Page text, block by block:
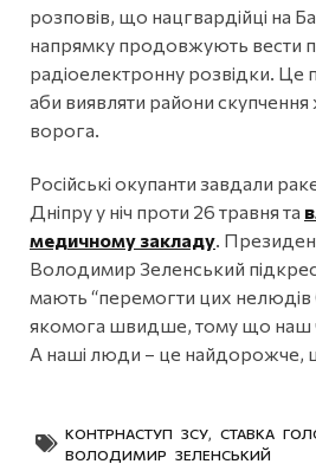
розповів, що нацгвардійці на
напрямку продовжують вести
радіоелектронну розвідки. Це
аби виявляти райони скупчення
ворога.
Російські окупанти завдали
Дніпру у ніч проти 26 травня та
медичному закладу .
Володимир Зеленський
мають “перемогти цих
якомога швидше, тому що наш
А наші люди – це найдорожче,
КОНТРНАСТУП ЗСУ СТАВКА
ВОЛОДИМИР ЗЕЛЕНСЬКИЙ